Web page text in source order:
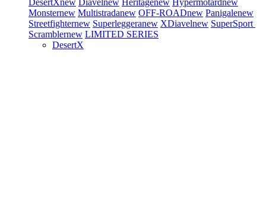
DesertXnew Diavelnew Heritagenew Hypermotardnew
Monsternew Multistradanew OFF-ROADnew Panigalenew
Streetfighternew Superleggeranew XDiavelnew SuperSport
Scramblernew LIMITED SERIES
DesertX